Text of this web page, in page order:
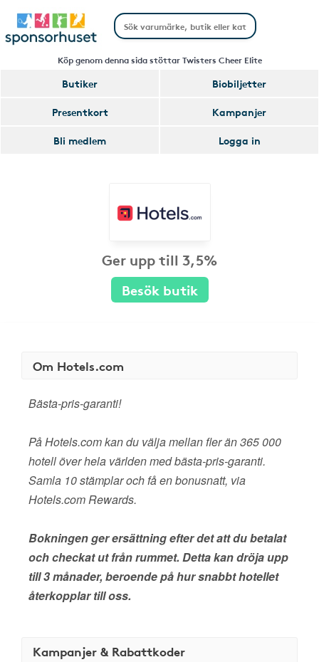
Köp genom denna sida stöttar Twisters Cheer Elite
Butiker
Biobiljetter
Presentkort
Kampanjer
Bli medlem
Logga in
Ger upp till 3,5%
Besök butik
Om Hotels.com
Bästa-pris-garanti!
På Hotels.com kan du välja mellan fler än 365 000
hotell över hela världen med bästa-pris-garanti.
Samla 10 stämplar och få en bonusnatt, via
Hotels.com Rewards.
Bokningen ger ersättning efter det att du betalat
och checkat ut från rummet. Detta kan dröja upp
till 3 månader, beroende på hur snabbt hotellet
återkopplar till oss.
Kampanjer & Rabattkoder